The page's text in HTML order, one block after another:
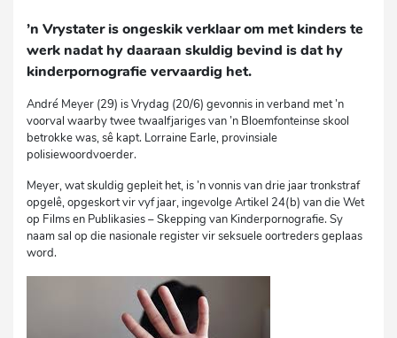
’n Vrystater is ongeskik verklaar om met kinders te
werk nadat hy daaraan skuldig bevind is dat hy
kinderpornografie vervaardig het.
André Meyer (29) is Vrydag (20/6) gevonnis in verband met ’n
voorval waarby twee twaalfjariges van ’n Bloemfonteinse skool
betrokke was, sê kapt. Lorraine Earle, provinsiale
polisiewoordvoerder.
Meyer, wat skuldig gepleit het, is ’n vonnis van drie jaar tronkstraf
opgelê, opgeskort vir vyf jaar, ingevolge Artikel 24(b) van die Wet
op Films en Publikasies – Skepping van Kinderpornografie. Sy
naam sal op die nasionale register vir seksuele oortreders geplaas
word.